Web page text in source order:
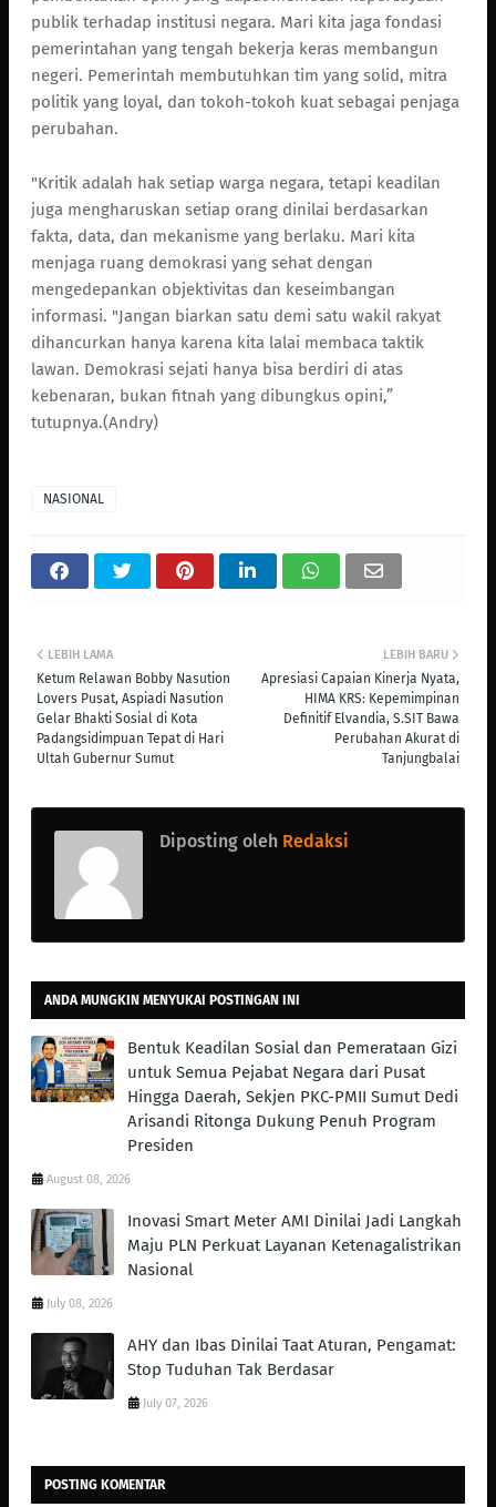
publik terhadap institusi negara. Mari kita jaga fondasi
pemerintahan yang tengah bekerja keras membangun
negeri. Pemerintah membutuhkan tim yang solid, mitra
politik yang loyal, dan tokoh-tokoh kuat sebagai penjaga
perubahan.
"Kritik adalah hak setiap warga negara, tetapi keadilan
juga mengharuskan setiap orang dinilai berdasarkan
fakta, data, dan mekanisme yang berlaku. Mari kita
menjaga ruang demokrasi yang sehat dengan
mengedepankan objektivitas dan keseimbangan
informasi. "Jangan biarkan satu demi satu wakil rakyat
dihancurkan hanya karena kita lalai membaca taktik
lawan. Demokrasi sejati hanya bisa berdiri di atas
kebenaran, bukan fitnah yang dibungkus opini,”
tutupnya.(Andry)
NASIONAL
LEBIH BARU
Apresiasi Capaian Kinerja Nyata,
HIMA KRS: Kepemimpinan
Definitif Elvandia, S.SIT Bawa
Perubahan Akurat di
Tanjungbalai
LEBIH LAMA
Ketum Relawan Bobby Nasution
Lovers Pusat, Aspiadi Nasution
Gelar Bhakti Sosial di Kota
Padangsidimpuan Tepat di Hari
Ultah Gubernur Sumut
Diposting oleh Redaksi
ANDA MUNGKIN MENYUKAI POSTINGAN INI
Bentuk Keadilan Sosial dan Pemerataan Gizi
untuk Semua Pejabat Negara dari Pusat
Hingga Daerah, Sekjen PKC-PMII Sumut Dedi
Arisandi Ritonga Dukung Penuh Program
Presiden
August 08, 2026
Inovasi Smart Meter AMI Dinilai Jadi Langkah
Maju PLN Perkuat Layanan Ketenagalistrikan
Nasional
July 08, 2026
AHY dan Ibas Dinilai Taat Aturan, Pengamat:
Stop Tuduhan Tak Berdasar
July 07, 2026
POSTING KOMENTAR